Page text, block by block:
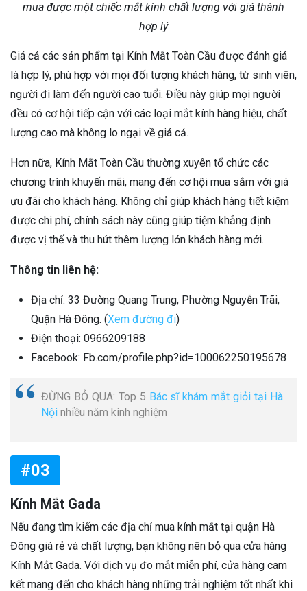
mua được một chiếc mắt kính chất lượng với giá thành
hợp lý
Giá cả các sản phẩm tại Kính Mắt Toàn Cầu được đánh giá
là hợp lý, phù hợp với mọi đối tượng khách hàng, từ sinh viên,
người đi làm đến người cao tuổi. Điều này giúp mọi người
đều có cơ hội tiếp cận với các loại mắt kính hàng hiệu, chất
lượng cao mà không lo ngại về giá cả.
Hơn nữa, Kính Mắt Toàn Cầu thường xuyên tổ chức các
chương trình khuyến mãi, mang đến cơ hội mua sắm với giá
ưu đãi cho khách hàng. Không chỉ giúp khách hàng tiết kiệm
được chi phí, chính sách này cũng giúp tiệm khẳng định
được vị thế và thu hút thêm lượng lớn khách hàng mới.
Thông tin liên hệ:
Địa chỉ: 33 Đường Quang Trung, Phường Nguyễn Trãi,
Quận Hà Đông. (Xem đường đi)
Điện thoại: 0966209188
Facebook: Fb.com/profile.php?id=100062250195678
ĐỪNG BỎ QUA: Top 5 Bác sĩ khám mắt giỏi tại Hà
Nội nhiều năm kinh nghiệm
#03
Kính Mắt Gada
Nếu đang tìm kiếm các địa chỉ mua kính mắt tại quận Hà
Đông giá rẻ và chất lượng, bạn không nên bỏ qua cửa hàng
Kính Mắt Gada. Với dịch vụ đo mắt miễn phí, cửa hàng cam
kết mang đến cho khách hàng những trải nghiệm tốt nhất khi